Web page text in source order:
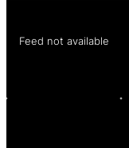
Feed not available